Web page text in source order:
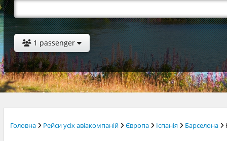
1 passenger
Головна Рейси усіх авіакомпаній Європа Іспанія Барселона